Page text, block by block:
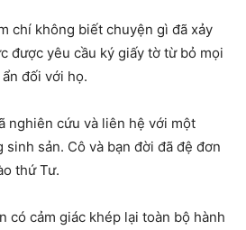
chí không biết chuyện gì đã xảy
được yêu cầu ký giấy tờ từ bỏ mọi
đối với họ.
nghiên cứu và liên hệ với một
sinh sản. Cô và bạn đời đã đệ đơn
thứ Tư.
có cảm giác khép lại toàn bộ hành